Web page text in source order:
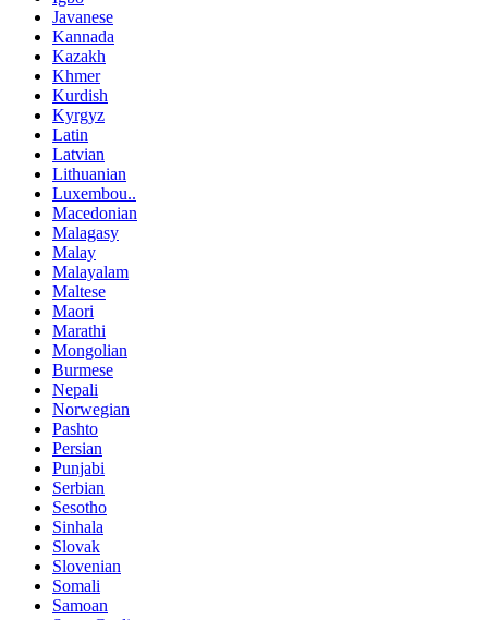
Javanese
Kannada
Kazakh
Khmer
Kurdish
Kyrgyz
Latin
Latvian
Lithuanian
Luxembou..
Macedonian
Malagasy
Malay
Malayalam
Maltese
Maori
Marathi
Mongolian
Burmese
Nepali
Norwegian
Pashto
Persian
Punjabi
Serbian
Sesotho
Sinhala
Slovak
Slovenian
Somali
Samoan